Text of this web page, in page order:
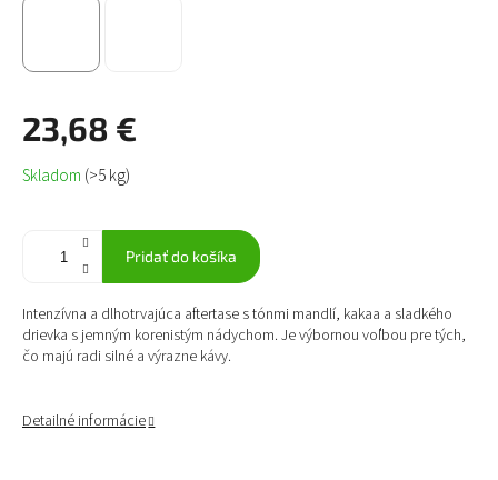
23,68 €
Jednotková
cena:
Skladom (>5 kg)
Pridať do košíka
Intenzívna a dlhotrvajúca aftertase s tónmi mandlí, kakaa a sladkého
drievka s jemným korenistým nádychom. Je výbornou voľbou pre tých,
čo majú radi silné a výrazne kávy.
Detailné informácie